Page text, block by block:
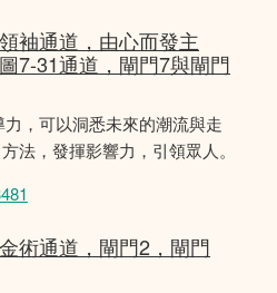
袖通道，由心而發主
7-31通道，閘門7與閘門
，可以洞悉未來的潮流與走
法，發揮影響力，引領眾人。
術通道，閘門2，閘門